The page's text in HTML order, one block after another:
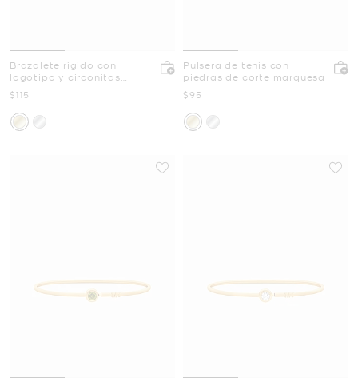
Brazalete rígido con
logotipo y circonitas
cúbicas
Ahora
$115
Pulsera de tenis con
piedras de corte marquesa
Ahora
$95